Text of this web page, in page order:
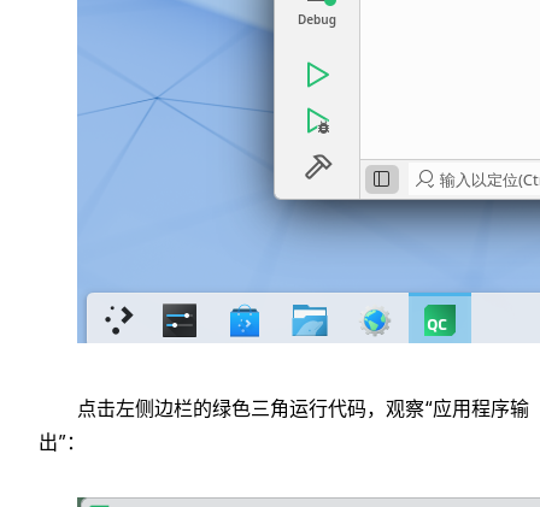
点击左侧边栏的绿色三角运行代码，观察“应用程序输
出”：